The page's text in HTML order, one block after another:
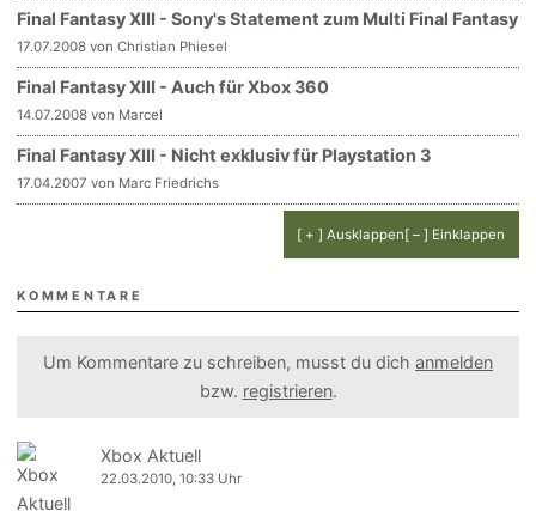
Final Fantasy XIII - Sony's Statement zum Multi Final Fantasy
17.07.2008 von Christian Phiesel
Final Fantasy XIII - Auch für Xbox 360
14.07.2008 von Marcel
Final Fantasy XIII - Nicht exklusiv für Playstation 3
17.04.2007 von Marc Friedrichs
[ + ] Ausklappen[ – ] Einklappen
KOMMENTARE
Um Kommentare zu schreiben, musst du dich anmelden
bzw. registrieren.
Xbox Aktuell
22.03.2010, 10:33 Uhr